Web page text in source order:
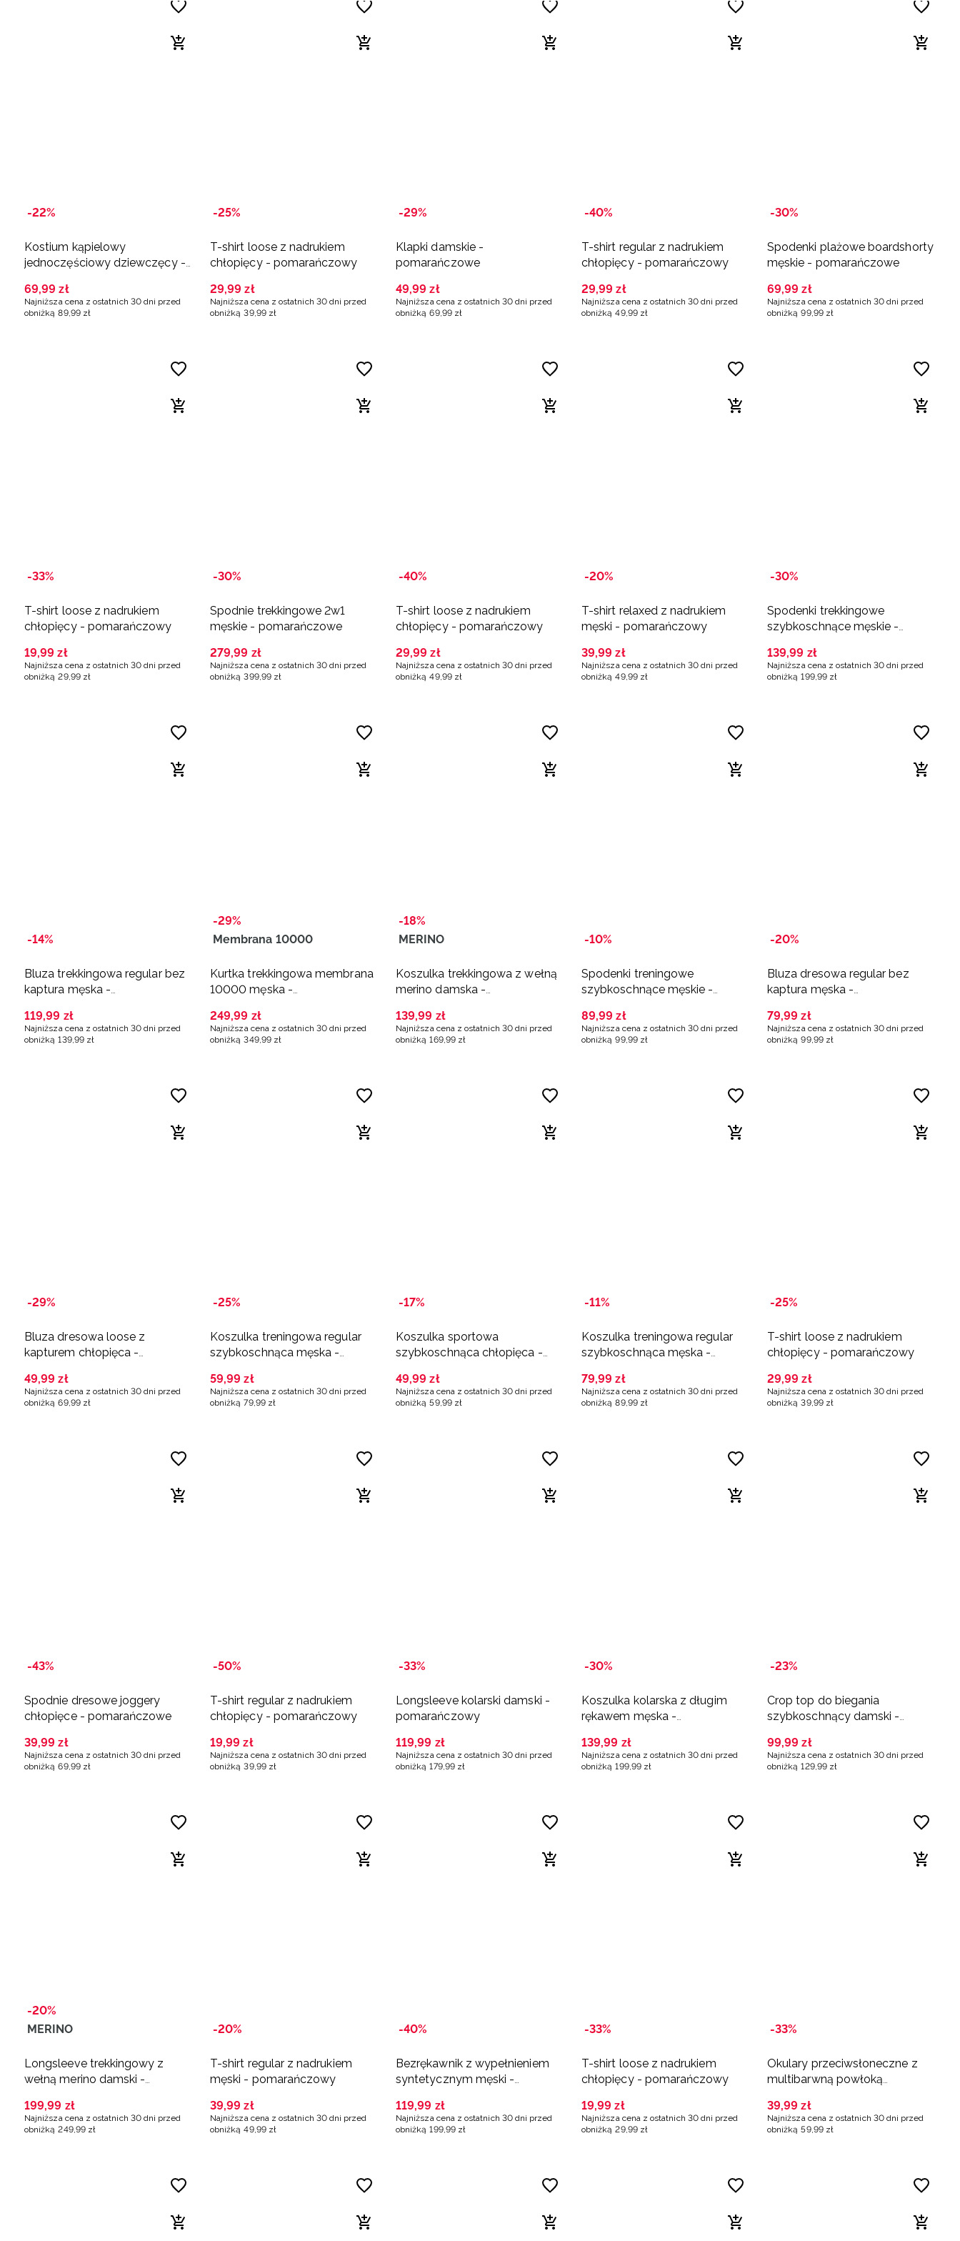
-22%
Kostium kąpielowy
jednoczęściowy dziewczęcy -
69,99 zł
Najniższa cena z ostatnich 30 dni przed
obniżką 89,99 zł
-25%
T-shirt loose z nadrukiem
chłopięcy - pomarańczowy
29,99 zł
Najniższa cena z ostatnich 30 dni przed
obniżką 39,99 zł
-29%
Klapki damskie -
pomarańczowe
49,99 zł
Najniższa cena z ostatnich 30 dni przed
obniżką 69,99 zł
-40%
T-shirt regular z nadrukiem
chłopięcy - pomarańczowy
29,99 zł
Najniższa cena z ostatnich 30 dni przed
obniżką 49,99 zł
-30%
Spodenki plażowe boardshorty
męskie - pomarańczowe
69,99 zł
Najniższa cena z ostatnich 30 dni przed
obniżką 99,99 zł
-33%
T-shirt loose z nadrukiem
chłopięcy - pomarańczowy
19,99 zł
Najniższa cena z ostatnich 30 dni przed
obniżką 29, 99 zł
-30%
Spodnie trekkingowe 2w1
męskie - pomarańczowe
279,99 zł
Najniższa cena z ostatnich 30 dni przed
obniżką 399, 99 zł
-40%
T-shirt loose z nadrukiem
chłopięcy - pomarańczowy
29,99 zł
Najniższa cena z ostatnich 30 dni przed
obniżką 49, 99 zł
-20%
T-shirt relaxed z nadrukiem
męski - pomarańczowy
39,99 zł
Najniższa cena z ostatnich 30 dni przed
obniżką 49, 99 zł
-30%
Spodenki trekkingowe
szybkoschnące męskie -
139,99 zł
Najniższa cena z ostatnich 30 dni przed
obniżką 199, 99 zł
-14%
Bluza trekkingowa regular bez
kaptura męska -
119,99 zł
Najniższa cena z ostatnich 30 dni przed
obniżką 139,99 zł
-29%
Membrana 10000
Kurtka trekkingowa membrana
10000 męska -
249,99 zł
Najniższa cena z ostatnich 30 dni przed
obniżką 349,99 zł
-18%
MERINO
Koszulka trekkingowa z wełną
merino damska -
139,99 zł
Najniższa cena z ostatnich 30 dni przed
obniżką 169,99 zł
-10%
Spodenki treningowe
szybkoschnące męskie -
89,99 zł
Najniższa cena z ostatnich 30 dni przed
obniżką 99,99 zł
-20%
Bluza dresowa regular bez
kaptura męska -
79,99 zł
Najniższa cena z ostatnich 30 dni przed
obniżką 99,99 zł
-29%
Bluza dresowa loose z
kapturem chłopięca -
49,99 zł
Najniższa cena z ostatnich 30 dni przed
obniżką 69,99 zł
-25%
Koszulka treningowa regular
szybkoschnąca męska -
59,99 zł
Najniższa cena z ostatnich 30 dni przed
obniżką 79,99 zł
-17%
Koszulka sportowa
szybkoschnąca chłopięca -
49,99 zł
Najniższa cena z ostatnich 30 dni przed
obniżką 59,99 zł
-11%
Koszulka treningowa regular
szybkoschnąca męska -
79,99 zł
Najniższa cena z ostatnich 30 dni przed
obniżką 89,99 zł
-25%
T-shirt loose z nadrukiem
chłopięcy - pomarańczowy
29,99 zł
Najniższa cena z ostatnich 30 dni przed
obniżką 39,99 zł
-43%
Spodnie dresowe joggery
chłopięce - pomarańczowe
39,99 zł
Najniższa cena z ostatnich 30 dni przed
obniżką 69, 99 zł
-50%
T-shirt regular z nadrukiem
chłopięcy - pomarańczowy
19,99 zł
Najniższa cena z ostatnich 30 dni przed
obniżką 39, 99 zł
-33%
Longsleeve kolarski damski -
pomarańczowy
119,99 zł
Najniższa cena z ostatnich 30 dni przed
obniżką 179, 99 zł
-30%
Koszulka kolarska z długim
rękawem męska -
139,99 zł
Najniższa cena z ostatnich 30 dni przed
obniżką 199, 99 zł
-23%
Crop top do biegania
szybkoschnący damski -
99,99 zł
Najniższa cena z ostatnich 30 dni przed
obniżką 129, 99 zł
-20%
MERINO
Longsleeve trekkingowy z
wełną merino damski -
199,99 zł
Najniższa cena z ostatnich 30 dni przed
obniżką 249,99 zł
-20%
T-shirt regular z nadrukiem
męski - pomarańczowy
39,99 zł
Najniższa cena z ostatnich 30 dni przed
obniżką 49,99 zł
-40%
Bezrękawnik z wypełnieniem
syntetycznym męski -
119,99 zł
Najniższa cena z ostatnich 30 dni przed
obniżką 199,99 zł
-33%
T-shirt loose z nadrukiem
chłopięcy - pomarańczowy
19,99 zł
Najniższa cena z ostatnich 30 dni przed
obniżką 29,99 zł
-33%
Okulary przeciwsłoneczne z
multibarwną powłoką
39,99 zł
Najniższa cena z ostatnich 30 dni przed
obniżką 59,99 zł